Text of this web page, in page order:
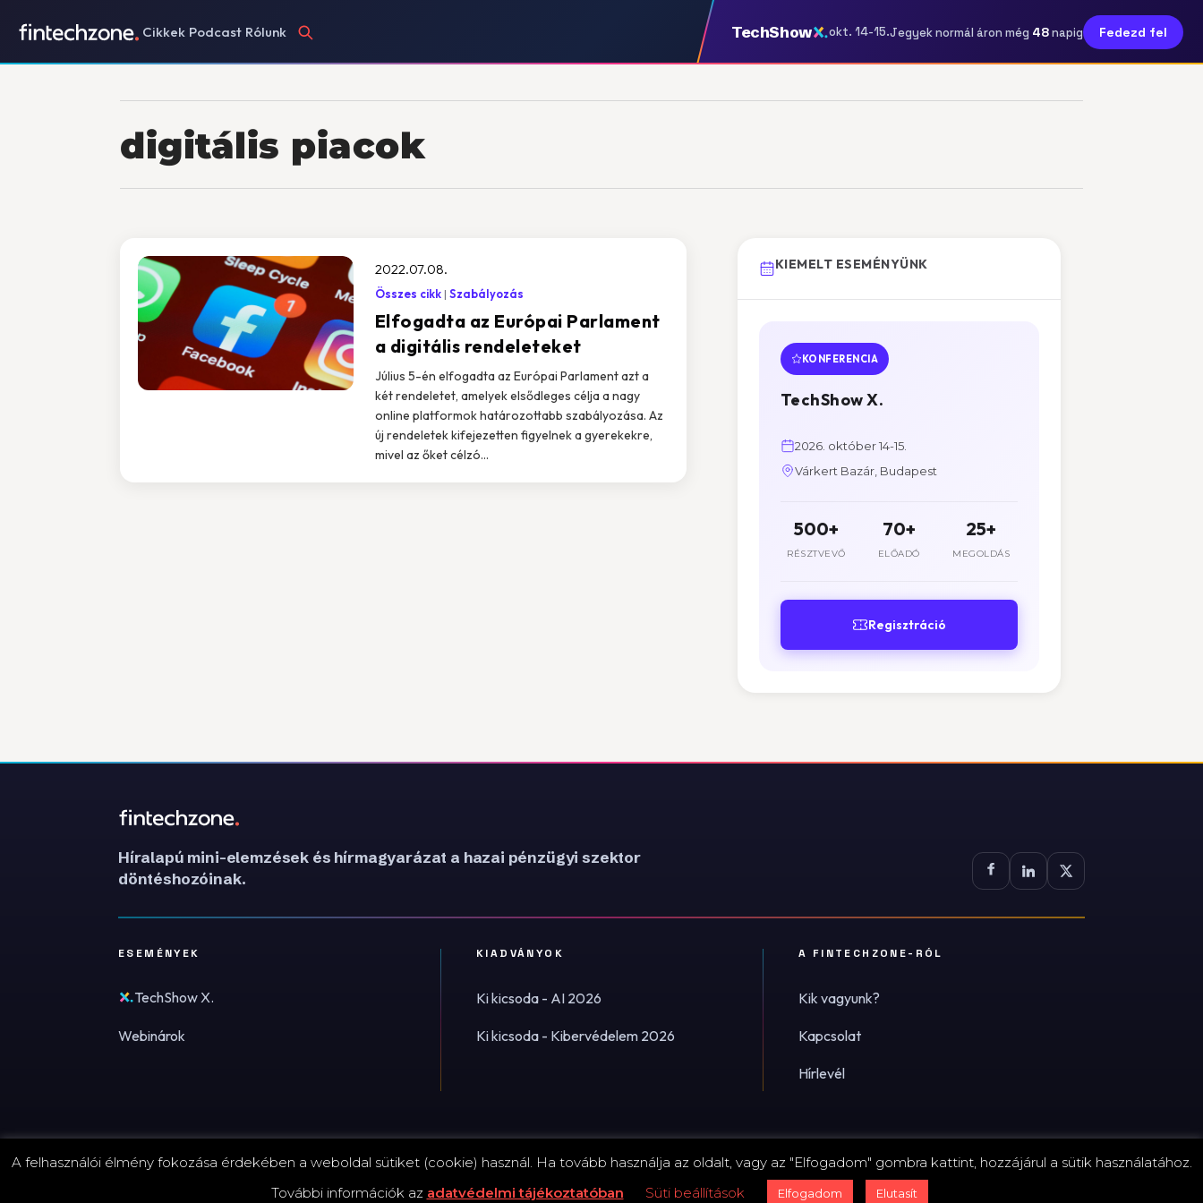
Cikkek Podcast Rólunk TechShow okt. 14-15.Jegyek normál áron még 48napig Fedezd fel
digitális piacok
Elfogadta az Európai Parlament
a digitális rendeleteket
2022.07.08.
Összes cikk Szabályozás
Július 5-én elfogadta az Európai Parlament azt a
két rendeletet, amelyek elsődleges célja a nagy
online platformok határozottabb szabályozása. Az
új rendeletek kifejezetten figyelnek a gyerekekre,
mivel az őket célzó...
KIEMELT ESEMÉNYÜNK
KONFERENCIA
TechShow X.
2026. október 14-15.
Várkert Bazár, Budapest
500+
RÉSZTVEVŐ
70+
ELŐADÓ
25+
MEGOLDÁS
Regisztráció
Híralapú mini-elemzések és hírmagyarázat a hazai pénzügyi szektor
döntéshozóinak.
ESEMÉNYEK
TechShow X.
Webinárok
KIADVÁNYOK
Ki kicsoda - AI 2026
Ki kicsoda - Kibervédelem 2026
A FINTECHZONE-RÓL
Kik vagyunk?
Kapcsolat
Hírlevél
© 2026 FinTechZone.hu - A FinTech Group Kft. Impresszum · Adatvédelmi tájékoztató (PDF) Süti-beállítások
A felhasználói élmény fokozása érdekében a weboldal sütiket (cookie) használ. Ha tovább használja az oldalt, vagy az "Elfogadom" gombra kattint, hozzájárul a sütik használatához.
További információk az adatvédelmi tájékoztatóban Süti beállítások Elfogadom Elutasít